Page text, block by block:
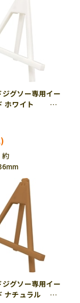
ジグソー専用イー
ホワイト
約
ジグソー専用イー
ナチュラル